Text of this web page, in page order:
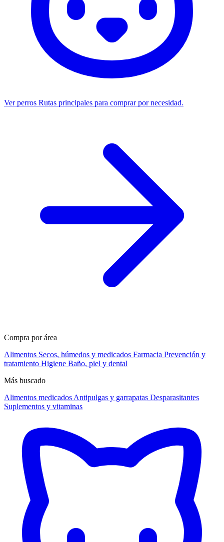
Ver perros Rutas principales para comprar por necesidad.
Compra por área
Alimentos Secos, húmedos y medicados Farmacia Prevención y
tratamiento Higiene Baño, piel y dental
Más buscado
Alimentos medicados Antipulgas y garrapatas Desparasitantes
Suplementos y vitaminas